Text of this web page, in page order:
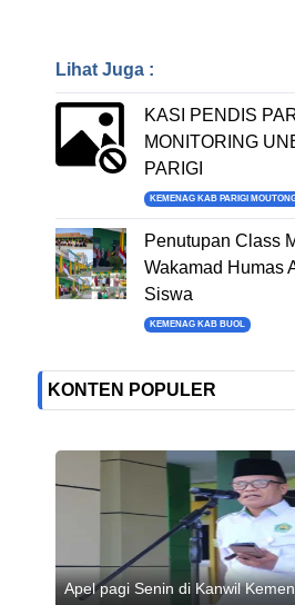
Lihat Juga :
KASI PENDIS
MONITORING
PARIGI
KEMENAG KAB PARIGI
Penutupan Class
Wakamad Humas
Siswa
KEMENAG KAB BUOL
KONTEN POPULER
Apel pagi Senin di Kanwil